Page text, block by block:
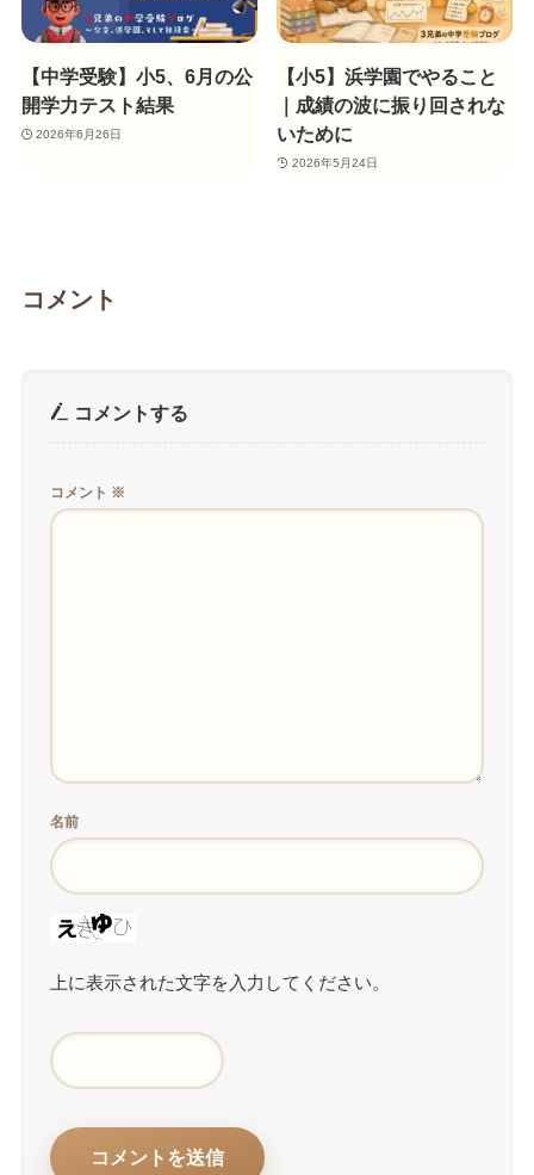
【中学受験】小5、6月の公
開学力テスト結果
2026年6月26日
【小5】浜学園でやること
｜成績の波に振り回されな
いために
2026年5月24日
コメント
コメントする
コメント ※
名前
上に表示された文字を入力してください。